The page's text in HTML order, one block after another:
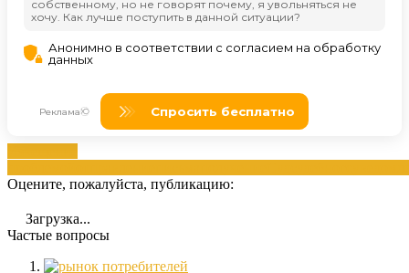
Оцените, пожалуйста, публикацию:
Загрузка...
Частые вопросы